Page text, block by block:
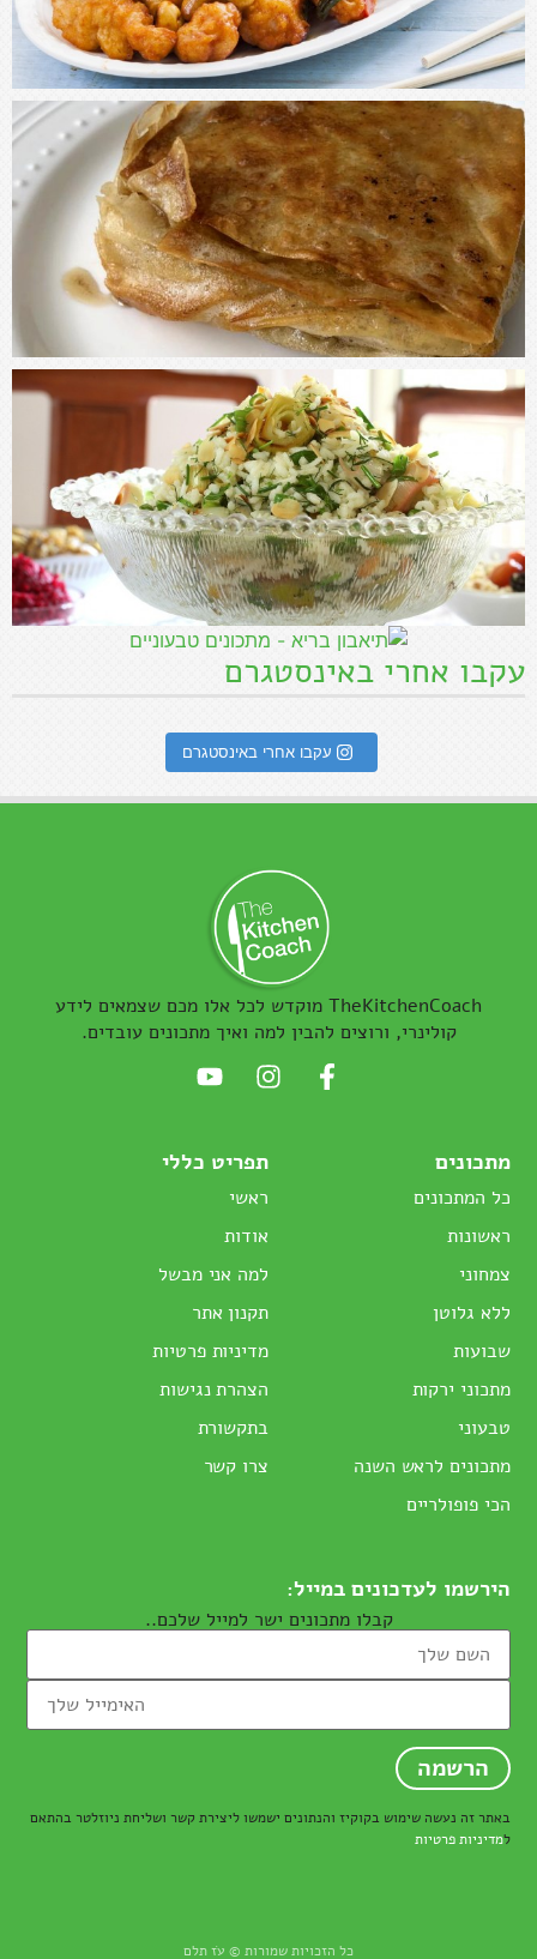
עקבו אחרי באינסטגרם
עקבו אחרי באינסטגרם
TheKitchenCoach מוקדש לכל אלו מכם שצמאים לידע
קולינרי, ורוצים להבין למה ואיך מתכונים עובדים.
מתכונים
כל המתכונים
ראשונות
צמחוני
ללא גלוטן
שבועות
מתכוני ירקות
טבעוני
מתכונים לראש השנה
הכי פופולריים
תפריט כללי
ראשי
אודות
למה אני מבשל
תקנון אתר
מדיניות פרטיות
הצהרת נגישות
בתקשורת
צרו קשר
הירשמו לעדכונים במייל:
קבלו מתכונים ישר למייל שלכם..
באתר זה נעשה שימוש בקוקיז והנתונים ישמשו ליצירת קשר ושליחת ניוזלטר בהתאם
למדיניות פרטיות
כל הזכויות שמורות © עֹז תלם